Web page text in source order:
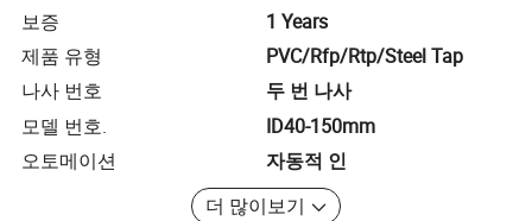
보증
1 Years
제품 유형
PVC/Rfp/Rtp/Steel Tap
나사 번호
두 번 나사
모델 번호.
ID40-150mm
오토메이션
자동적 인
더 많이보기